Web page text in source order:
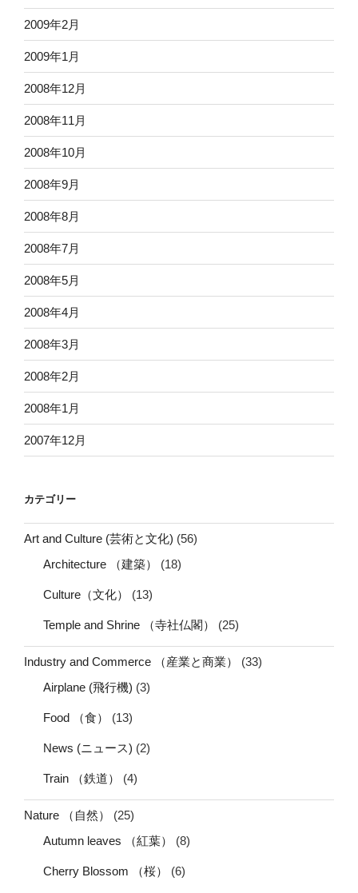
2009年2月
2009年1月
2008年12月
2008年11月
2008年10月
2008年9月
2008年8月
2008年7月
2008年5月
2008年4月
2008年3月
2008年2月
2008年1月
2007年12月
カテゴリー
Art and Culture (芸術と文化) (56)
Architecture （建築）
(18)
Culture（文化） (13)
Temple and Shrine （寺社仏閣） (25)
Industry and Commerce （産業と商業）
(33)
Airplane (飛行機) (3)
Food （食） (13)
News (ニュース) (2)
Train （鉄道） (4)
Nature （自然）
(25)
Autumn leaves （紅葉）
(8)
Cherry Blossom （桜） (6)